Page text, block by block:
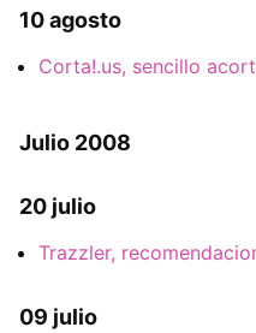
10 agosto
Corta!.us, sencillo
Julio 2008
20 julio
Trazzler,
09 julio